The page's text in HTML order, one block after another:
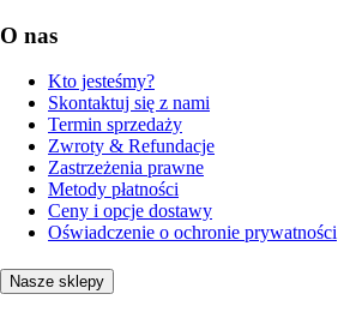
O nas
Kto jesteśmy?
Skontaktuj się z nami
Termin sprzedaży
Zwroty & Refundacje
Zastrzeżenia prawne
Metody płatności
Ceny i opcje dostawy
Oświadczenie o ochronie prywatności
Nasze sklepy